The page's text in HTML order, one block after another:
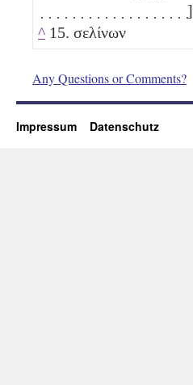
̣ ̣ ̣ ̣ ̣ ̣ ̣ ̣ ̣ ̣ ̣ ̣ ̣ ̣ ̣ ̣ ̣ ̣ ̣]
^ 15. σελίνων
Any Questions or Comments?
Impressum Datenschutz